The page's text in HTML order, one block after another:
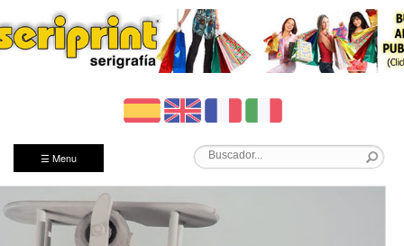
☰ Menu